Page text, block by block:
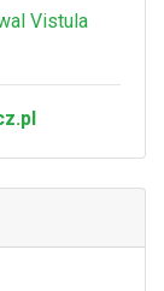
Vistula